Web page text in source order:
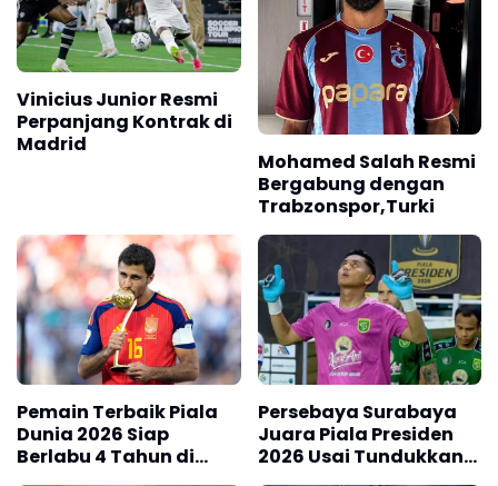
Vinicius Junior Resmi
Perpanjang Kontrak di
Madrid
Mohamed Salah Resmi
Bergabung dengan
Trabzonspor,Turki
Pemain Terbaik Piala
Dunia 2026 Siap
Berlabu 4 Tahun di
Persebaya Surabaya
Juara Piala Presiden
2026 Usai Tundukkan